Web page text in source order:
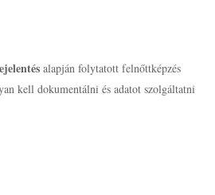
alapján folytatott felnőttképzés
kell dokumentálni és adatot szolgáltatni